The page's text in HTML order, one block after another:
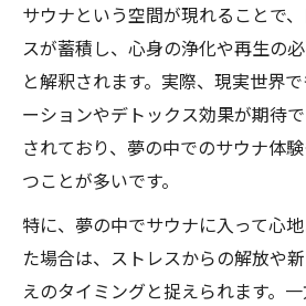
サウナという空間が現れることで
スが蓄積し、心身の浄化や再生の
と解釈されます。実際、現実世界
ーションやデトックス効果が期待
されており、夢の中でのサウナ体
つことが多いです。
特に、夢の中でサウナに入って心
た場合は、ストレスからの解放や
えのタイミングと捉えられます。